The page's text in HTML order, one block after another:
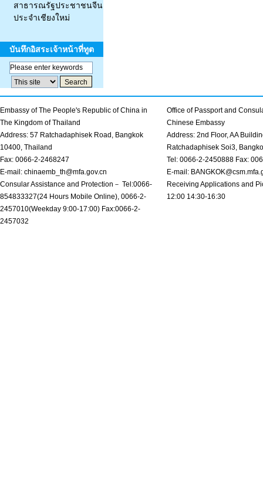
สาธารณรัฐประชาชนจีน
ประจำเชียงใหม่
บันทึกอิสระเจ้าหน้าที่ทูต
Embassy of The People's Republic of China in
The Kingdom of Thailand
Address: 57 Ratchadaphisek Road, Bangkok
10400, Thailand
Fax: 0066-2-2468247
E-mail: chinaemb_th@mfa.gov.cn
Consular Assistance and Protection－ Tel:0066-
854833327(24 Hours Mobile Online), 0066-2-
2457010(Weekday 9:00-17:00) Fax:0066-2-
2457032
Office of Passport and
Chinese Embassy
Address: 2nd Floor, AA
Ratchadaphisek Soi3,
Tel: 0066-2-2450888 Fax:
E-mail:
Receiving Applications and
12:00 14:30-16:30